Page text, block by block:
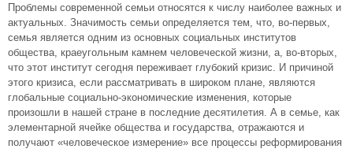
Проблемы современной семьи относятся к числу наиболее важных и
актуальных. Значимость семьи определяется тем, что, во-первых,
семья является одним из основных социальных институтов
общества, краеугольным камнем человеческой жизни, а, во-вторых,
что этот институт сегодня переживает глубокий кризис. И причиной
этого кризиса, если рассматривать в широком плане, являются
глобальные социально-экономические изменения, которые
произошли в нашей стране в последние десятилетия. А в семье, как
элементарной ячейке общества и государства, отражаются и
получают «человеческое измерение» все процессы реформирования